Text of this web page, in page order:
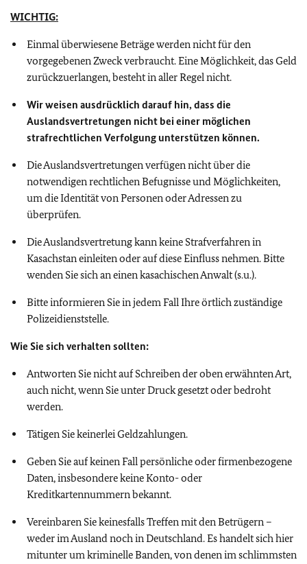
WICHTIG:
Einmal überwiesene Beträge werden nicht für den
vorgegebenen Zweck verbraucht. Eine Möglichkeit, das Geld
zurückzuerlangen, besteht in aller Regel nicht.
Wir weisen ausdrücklich darauf hin, dass die
Auslandsvertretungen nicht bei einer möglichen
strafrechtlichen Verfolgung unterstützen können.
Die Auslandsvertretungen verfügen nicht über die
notwendigen rechtlichen Befugnisse und Möglichkeiten,
um die Identität von Personen oder Adressen zu
überprüfen.
Die Auslandsvertretung kann keine Strafverfahren in
Kasachstan einleiten oder auf diese Einfluss nehmen. Bitte
wenden Sie sich an einen kasachischen Anwalt (s.u.).
Bitte informieren Sie in jedem Fall Ihre örtlich zuständige
Polizeidienststelle.
Wie Sie sich verhalten sollten:
Antworten Sie nicht auf Schreiben der oben erwähnten Art,
auch nicht, wenn Sie unter Druck gesetzt oder bedroht
werden.
Tätigen Sie keinerlei Geldzahlungen.
Geben Sie auf keinen Fall persönliche oder firmenbezogene
Daten, insbesondere keine Konto- oder
Kreditkartennummern bekannt.
Vereinbaren Sie keinesfalls Treffen mit den Betrügern –
weder im Ausland noch in Deutschland. Es handelt sich hier
mitunter um kriminelle Banden, von denen im schlimmsten